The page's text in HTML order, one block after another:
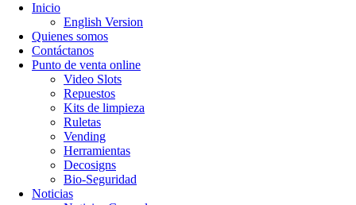
Inicio
English Version
Quienes somos
Contáctanos
Punto de venta online
Video Slots
Repuestos
Kits de limpieza
Ruletas
Vending
Herramientas
Decosigns
Bio-Seguridad
Noticias